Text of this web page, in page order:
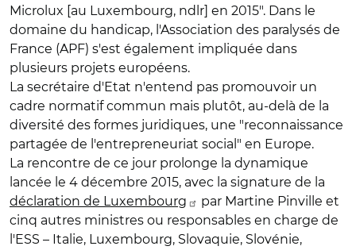
Microlux [au Luxembourg, ndlr] en 2015". Dans le
domaine du handicap, l'Association des paralysés de
France (APF) s'est également impliquée dans
plusieurs projets européens.
La secrétaire d'Etat n'entend pas promouvoir un
cadre normatif commun mais plutôt, au-delà de la
diversité des formes juridiques, une "reconnaissance
partagée de l'entrepreneuriat social" en Europe.
La rencontre de ce jour prolonge la dynamique
lancée le 4 décembre 2015, avec la signature de la
déclaration de Luxembourg
par Martine Pinville et
cinq autres ministres ou responsables en charge de
l'ESS – Italie, Luxembourg, Slovaquie, Slovénie,